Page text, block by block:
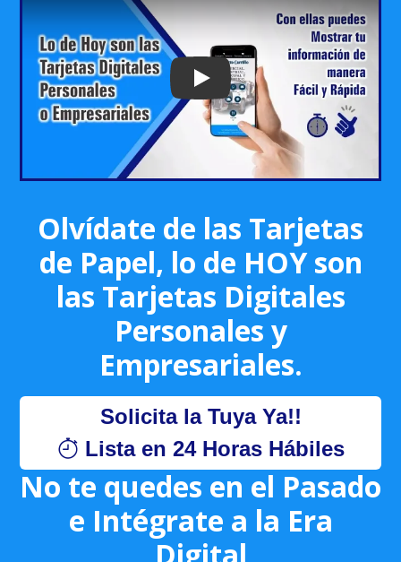
Play: Keynote (Google I/O '18)
Olvídate de las Tarjetas
de Papel, lo de HOY son
las Tarjetas Digitales
Personales y
Empresariales.
Solicita la Tuya Ya!!
Lista en 24 Horas Hábiles
No te quedes en el Pasado
e Intégrate a la Era
Digital